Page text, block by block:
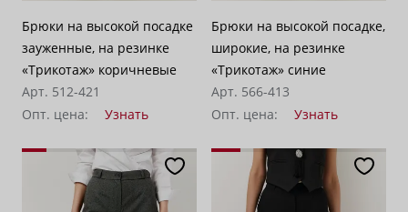
Брюки на высокой посадке
зауженные, на резинке
«Трикотаж» коричневые
Арт. 512-421
Опт. цена:
Узнать
Брюки на высокой посадке,
широкие, на резинке
«Трикотаж» синие
Арт. 566-413
Опт. цена:
Узнать